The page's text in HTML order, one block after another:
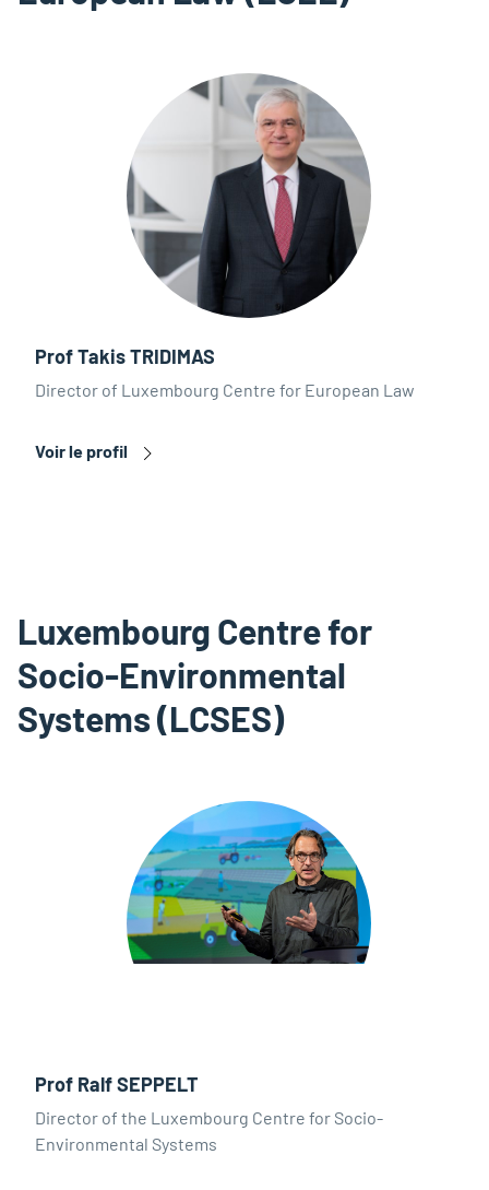
Prof Takis TRIDIMAS
Director of Luxembourg Centre for European Law
Voir le profil
Luxembourg Centre for
Socio-Environmental
Systems (LCSES)
Prof Ralf SEPPELT
Director of the Luxembourg Centre for Socio-
Environmental Systems